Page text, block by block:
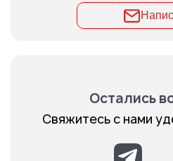
Остались
Свяжитесь с нами